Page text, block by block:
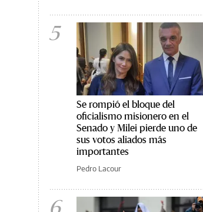
5
Se rompió el bloque del
oficialismo misionero en el
Senado y Milei pierde uno de
sus votos aliados más
importantes
Pedro Lacour